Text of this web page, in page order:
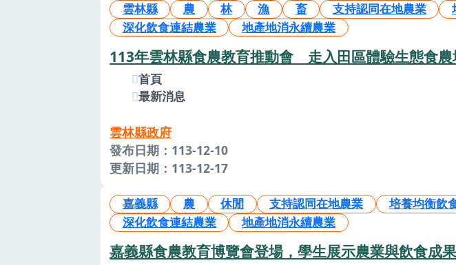
雲林縣 農 林 漁 畜 支持認同在地農業
深化飲食連結農業
地產地消永續農業
113年雲林縣食農教育推動會 走入田區體驗生態食農
首頁
最新消息
雲林縣政府
發布日期：113-12-10
更新日期：113-12-17
嘉義縣 農 休閒 支持認同在地農業 培養均衡飲
深化飲食連結農業
地產地消永續農業
嘉義縣食農教育博覽會登場，學生展示農業與飲食成